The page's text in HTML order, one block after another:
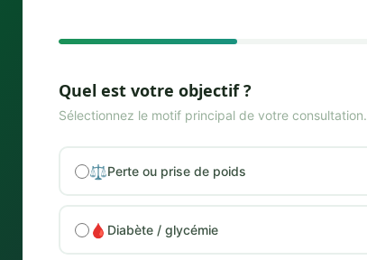
Quel est votre objectif ?
Sélectionnez le motif principal de votre consultation.
⚖️Perte ou prise de poids
🩸 Diabète / glycémie